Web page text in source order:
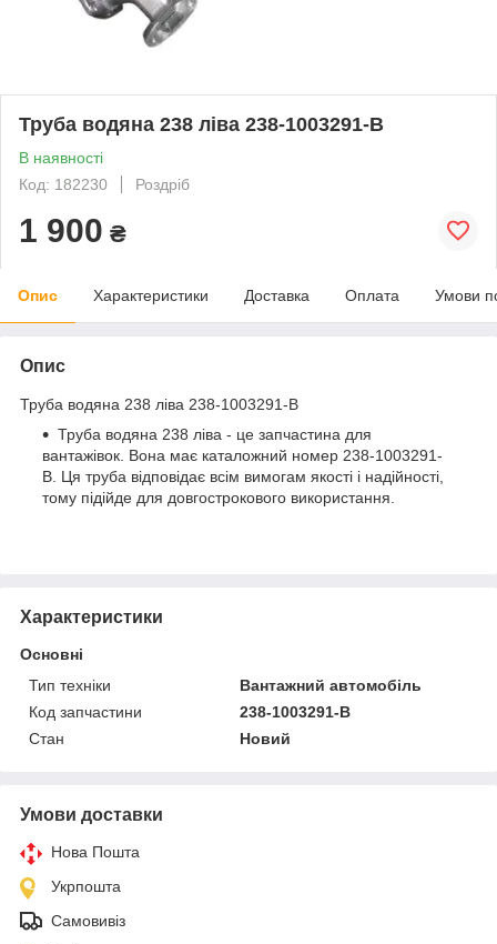
Труба водяна 238 ліва 238-1003291-В
В наявності
Код: 182230
Роздріб
1 900 ₴
Опис Характеристики Доставка Оплата Умови
Опис
Труба водяна 238 ліва 238-1003291-В
Труба водяна 238 ліва - це запчастина для
вантажівок. Вона має каталожний номер 238-1003291-
В. Ця труба відповідає всім вимогам якості і надійності,
тому підійде для довгострокового використання.
Характеристики
Основні
Тип техніки
Вантажний автомобіль
Код запчастини
238-1003291-В
Стан
Новий
Умови доставки
Нова Пошта
Укрпошта
Самовивіз